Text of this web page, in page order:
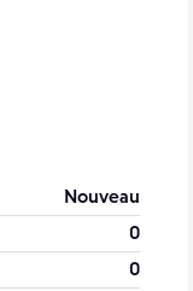
Nouveau
0
0